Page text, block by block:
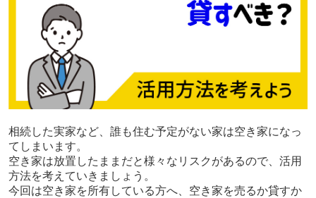
相続した実家など、誰も住む予定がない家は空き家になっ
てしまいます。
空き家は放置したままだと様々なリスクがあるので、活用
方法を考えていきましょう。
今回は空き家を所有している方へ、空き家を売るか貸すか